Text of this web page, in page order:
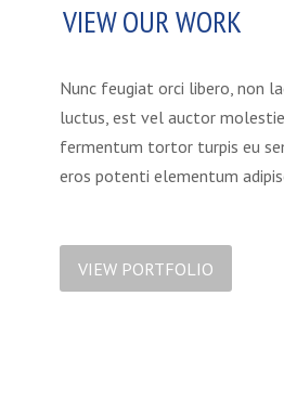
VIEW OUR WORK
Nunc feugiat orci libero, non
luctus, est vel auctor
fermentum tortor turpis eu
eros potenti elementum
VIEW PORTFOLIO